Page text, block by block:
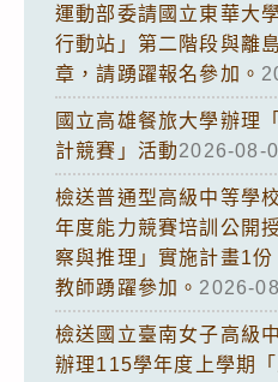
運動部委請國立東華大
行動站」第二階段與離
章，請踴躍報名參加。
國立高雄餐旅大學辦理
計競賽」活動2026-08-
檢送普通型高級中等學
年度能力競賽培訓公開
察與推理」實施計畫1
教師踴躍參加。 2026-
檢送國立臺南女子高級
辦理115學年度上學期